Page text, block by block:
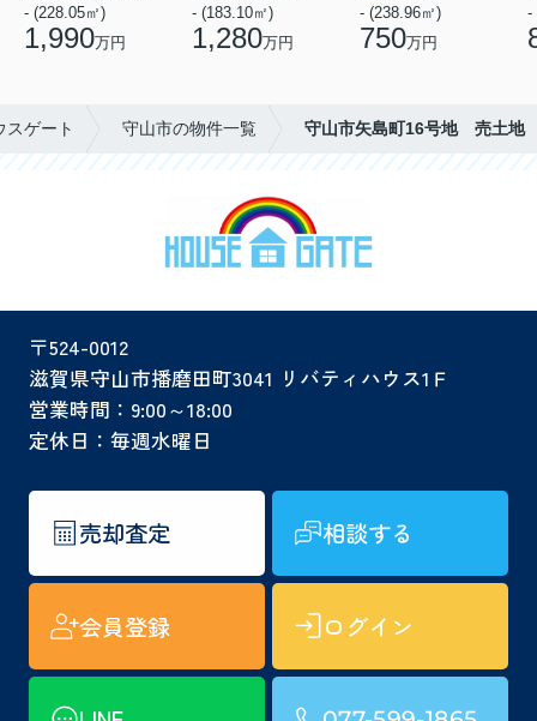
- (228.05㎡)
1,990万円
- (183.10㎡)
1,280万円
- (238.96㎡)
750万円
-
スゲート 守山市の物件一覧 守山市矢島町16号地 売土地
〒524-0012
滋賀県守山市播磨田町3041 リバティハウス1Ｆ
営業時間：9:00～18:00
定休日：毎週水曜日
売却査定 相談する
会員登録 ログイン